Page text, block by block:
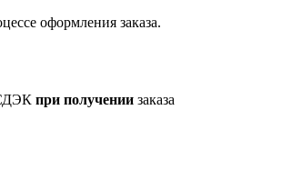
оформления заказа.
при получении заказа